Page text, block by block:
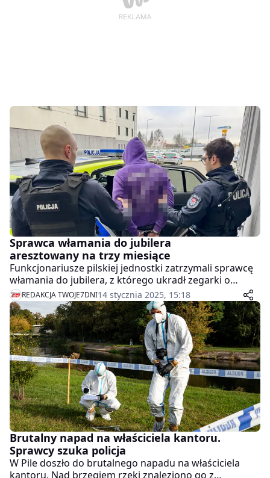
Sprawca włamania do jubilera
aresztowany na trzy miesiące
Funkcjonariusze pilskiej jednostki zatrzymali sprawcę
włamania do jubilera, z którego ukradł zegarki o
wartości ponad 10 tysięcy złotych. Jak się okazało ten
sam mężczyzna jest odpowiedzialny za kilka innych
przestępstw. Ostatecznie odpowie na 7 zarzutów.
REDAKCJA TWOJE7DNI14 stycznia 2025, 15:18
Brutalny napad na właściciela kantoru.
Sprawcy szuka policja
W Pile doszło do brutalnego napadu na właściciela
kantoru. Nad brzegiem rzeki znaleziono go z